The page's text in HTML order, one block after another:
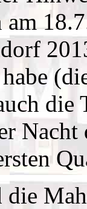
am
Nacht